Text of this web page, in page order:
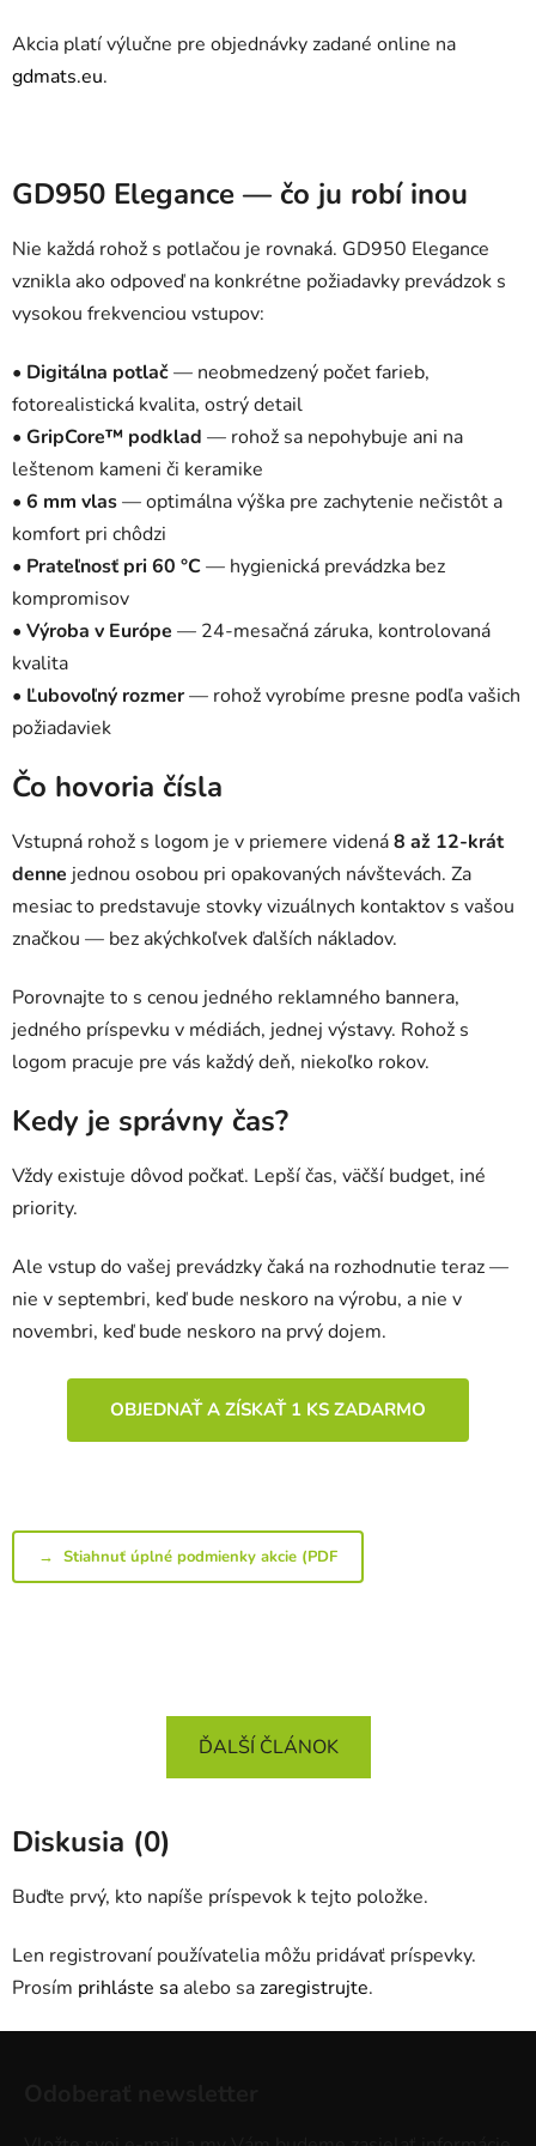
Akcia platí výlučne pre objednávky zadané online na
gdmats.eu.
GD950 Elegance — čo ju robí inou
Nie každá rohož s potlačou je rovnaká. GD950 Elegance
vznikla ako odpoveď na konkrétne požiadavky prevádzok s
vysokou frekvenciou vstupov:
• Digitálna potlač— neobmedzený počet farieb,
fotorealistická kvalita, ostrý detail
• GripCore™ podklad — rohož sa nepohybuje ani na
leštenom kameni či keramike
• 6 mm vlas— optimálna výška pre zachytenie nečistôt a
komfort pri chôdzi
• Prateľnosť pri 60 °C— hygienická prevádzka bez
kompromisov
• Výroba v Európe — 24-mesačná záruka, kontrolovaná
kvalita
• Ľubovoľný rozmer— rohož vyrobíme presne podľa vašich
požiadaviek
Čo hovoria čísla
Vstupná rohož s logom je v priemere videná8 až 12-krát
denne jednou osobou pri opakovaných návštevách. Za
mesiac to predstavuje stovky vizuálnych kontaktov s vašou
značkou — bez akýchkoľvek ďalších nákladov.
Porovnajte to s cenou jedného reklamného bannera,
jedného príspevku v médiách, jednej výstavy. Rohož s
logom pracuje pre vás každý deň, niekoľko rokov.
Kedy je správny čas?
Vždy existuje dôvod počkať. Lepší čas, väčší budget, iné
priority.
Ale vstup do vašej prevádzky čaká na rozhodnutie teraz —
nie v septembri, keď bude neskoro na výrobu, a nie v
novembri, keď bude neskoro na prvý dojem.
OBJEDNAŤ A ZÍSKAŤ 1 KS ZADARMO
→ Stiahnuť úplné podmienky akcie (PDF
ĎALŠÍ ČLÁNOK
Diskusia (0)
Buďte prvý, kto napíše príspevok k tejto položke.
Len registrovaní používatelia môžu pridávať príspevky.
Prosím prihláste sa alebo sazaregistrujte.